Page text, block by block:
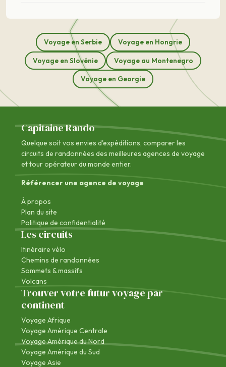
Voyage en Serbie Voyage en Hongrie
Voyage en Slovénie Voyage au Montenegro
Voyage en Georgie
Capitaine Rando
Quelque soit vos envies d'expéditions, comparer les
circuits de randonnées des meilleures agences de voyage
et tour opérateur du monde entier.
Référencer une agence de voyage
À propos
Plan du site
Politique de confidentialité
Les circuits
Itinéraire vélo
Chemins de randonnées
Sommets & massifs
Volcans
Trouver votre futur voyage par
continent
Voyage Afrique
Voyage Amérique Centrale
Voyage Amérique du Nord
Voyage Amérique du Sud
Voyage Asie